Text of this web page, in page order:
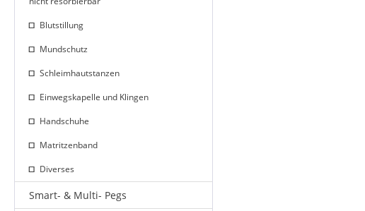
Blutstillung
Mundschutz
Schleimhautstanzen
Einwegskapelle und Klingen
Handschuhe
Matritzenband
Diverses
Smart- & Multi- Pegs